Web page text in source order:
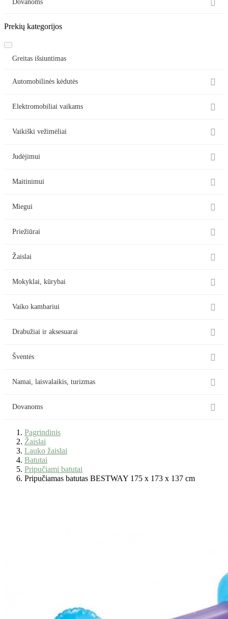
Dovanoms 
Prekių kategorijos
Greitas išsiuntimas
Automobilinės kėdutės 
Elektromobiliai vaikams 
Vaikiški vežimėliai 
Judėjimui 
Maitinimui 
Miegui 
Priežiūrai 
Žaislai 
Mokyklai, kūrybai 
Vaiko kambariui 
Drabužiai ir aksesuarai 
Šventės 
Namai, laisvalaikis, turizmas 
Dovanoms 
Pagrindinis
Žaislai
Lauko žaislai
Batutai
Pripučiami batutai
Pripučiamas batutas BESTWAY 175 x 173 x 137 cm